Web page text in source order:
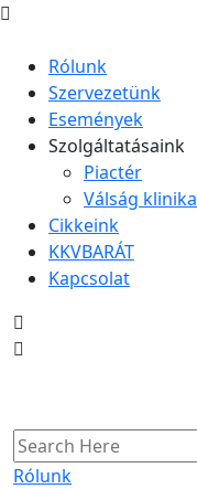
Rólunk
Szervezetünk
Események
Szolgáltatásaink
Piactér
Válság klinika
Cikkeink
KKVBARÁT
Kapcsolat
Rólunk